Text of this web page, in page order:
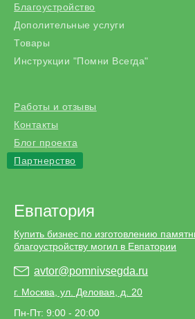
Благоустройство
Дополительные услуги
Товары
Инструкции "Помни Всегда"
Работы и отзывы
Контакты
Блог проекта
Партнерство
Евпатория
Купить бизнес по изготовлению
благоустройству могил в Евпатории
avtor@pomnivsegda.ru
г. Москва, ул. Деловая, д. 20
Пн-Пт: 9:00 - 20:00